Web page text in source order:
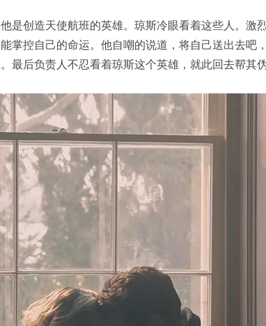
是创造天使航班的英雄。琼斯冷眼看着这些人。激
掌控自己的命运。他自嘲的说道，将自己送出去吧
最后负责人不忍看着琼斯这个英雄，就此回去帮其